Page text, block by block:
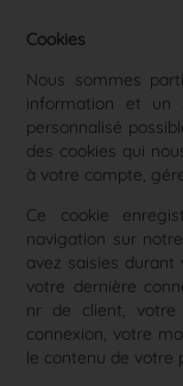
Cookies
Nous sommes
information et un
personnalisé
des cookies qui
à votre compte,
Ce cookie
navigation sur
avez saisies
votre dernière
nr de client,
connexion, votre
le contenu de votre